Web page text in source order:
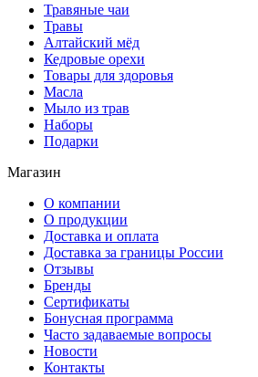
Травяные чаи
Травы
Алтайский мёд
Кедровые орехи
Товары для здоровья
Масла
Мыло из трав
Наборы
Подарки
Магазин
О компании
О продукции
Доставка и оплата
Доставка за границы России
Отзывы
Бренды
Сертификаты
Бонусная программа
Часто задаваемые вопросы
Новости
Контакты